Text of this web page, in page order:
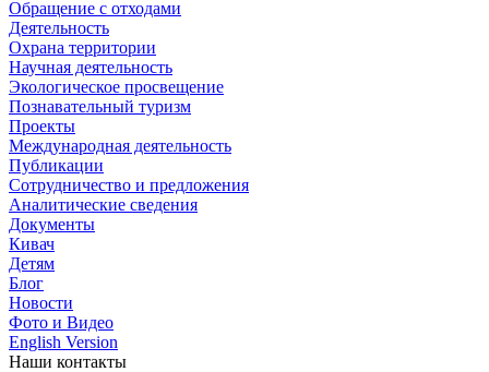
Обращение с отходами
Деятельность
Охрана территории
Научная деятельность
Экологическое просвещение
Познавательный туризм
Проекты
Международная деятельность
Публикации
Сотрудничество и предложения
Аналитические сведения
Документы
Кивач
Детям
Блог
Новости
Фото и Видео
English Version
Наши контакты